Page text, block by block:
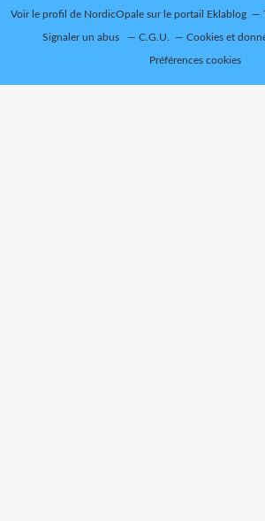
Voir le profil de NordicOpale sur le portail Eklablog
Signaler un abus C.G.U. Cookies et
Préférences cookies